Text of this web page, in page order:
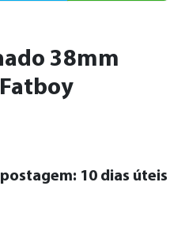
38mm
10 dias úteis